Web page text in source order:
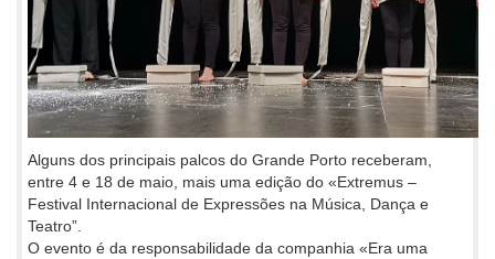
Alguns dos principais palcos do Grande Porto receberam,
entre 4 e 18 de maio, mais uma edição do «Extremus –
Festival Internacional de Expressões na Música, Dança e
Teatro”.
O evento é da responsabilidade da companhia «Era uma